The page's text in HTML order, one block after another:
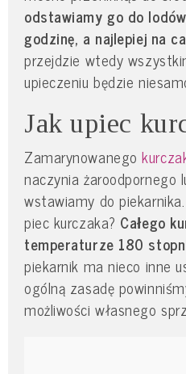
odstawiamy go do
godzinę, a najlepiej na
przejdzie wtedy
upieczeniu będzie
Jak upiec
Zamarynowanego
naczynia żaroodpornego
wstawiamy do
piec kurczaka? Całego
temperaturze 180
piekarnik ma nieco inne
ogólną zasadę
możliwości własnego